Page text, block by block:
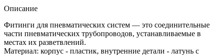
Описание
Фитинги для пневматических систем — это соединительные
части пневматических трубопроводов, устанавливаемые в
местах их разветвлений.
Материал: корпус - пластик, внутренние детали - латунь с